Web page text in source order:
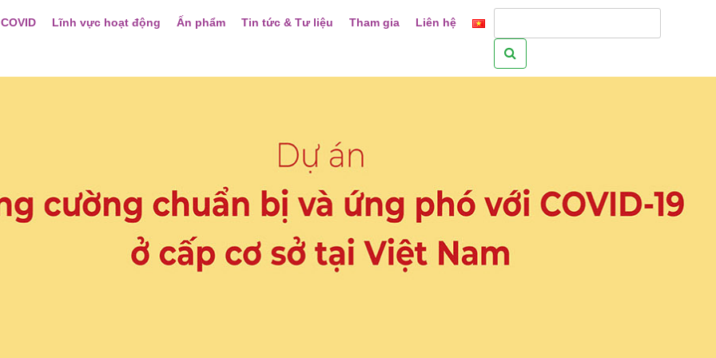
Lĩnh vực hoạt động Ấn phẩm Tin tức & Tư liệu Tham gia Liên hệ